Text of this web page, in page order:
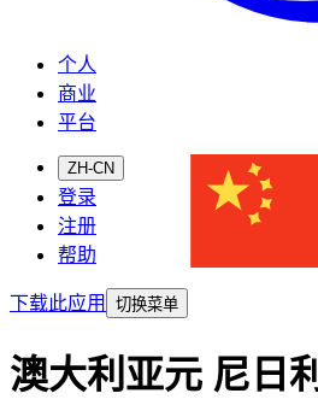
个人
商业
平台
ZH-CN
登录
注册
帮助
下载此应用
切换菜单
澳大利亚元 尼日